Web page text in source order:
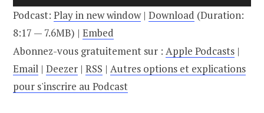
audio
Podcast: Play in new window| Download (Duration:
8:17 — 7.6MB) | Embed
Abonnez-vous gratuitement sur : Apple Podcasts |
Email | Deezer | RSS | Autres options et explications
pour s'inscrire au Podcast